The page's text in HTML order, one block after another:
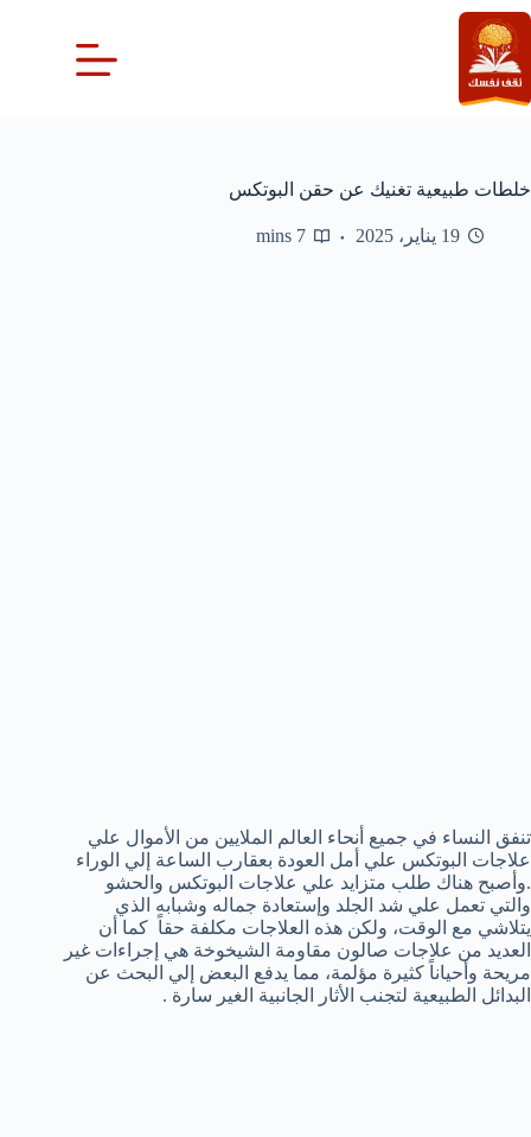
التجاوز
إلى
المحتوى
خلطات طبيعية تغنيك عن حقن البوتكس
19 يناير، 2025 7 mins
تنفق النساء في جميع أنحاء العالم الملايين من الأموال علي
علاجات البوتكس علي أمل العودة بعقارب الساعة إلي الوراء
.وأصبح هناك طلب متزايد علي علاجات البوتكس والحشو
والتي تعمل علي شد الجلد وإستعادة جماله وشبابه الذي
يتلاشي مع الوقت، ولكن هذه العلاجات مكلفة حقاً كما أن
العديد من علاجات صالون مقاومة الشيخوخة هي إجراءات غير
مريحة وأحياناً كثيرة مؤلمة، مما يدفع البعض إلي البحث عن
البدائل الطبيعية لتجنب الأثار الجانبية الغير سارة .